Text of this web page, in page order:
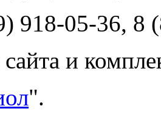
918-05-36, 8
сайта и
".